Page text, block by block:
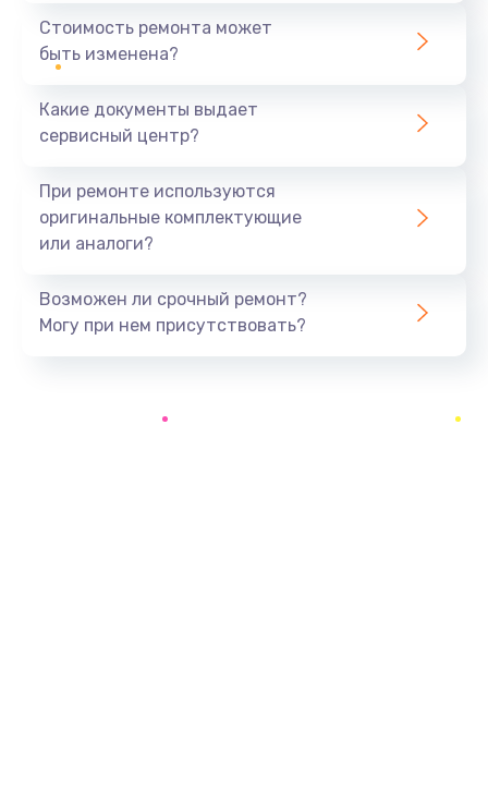
386 руб.
Замена заднего стекла телефона
Замена аккумулятора (батареи) телефона
Заказать
Стоимость ремонта может
быть изменена?
Какие документы выдает
сервисный центр?
При ремонте используются
оригинальные комплектующие
или аналоги?
Возможен ли срочный ремонт?
Могу при нем присутствовать?